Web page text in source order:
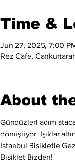
Time &
Jun 27, 2025, 7:00
Rez Cafe,
About
Gündüzleri adım
dönüşüyor. Işıklar
İstanbul Bisikletle
Bisiklet Bizden!